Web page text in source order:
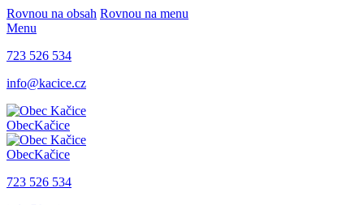
Rovnou na obsah Rovnou na menu
Menu
723 526 534
info@kacice.cz
ObecKačice
ObecKačice
723 526 534